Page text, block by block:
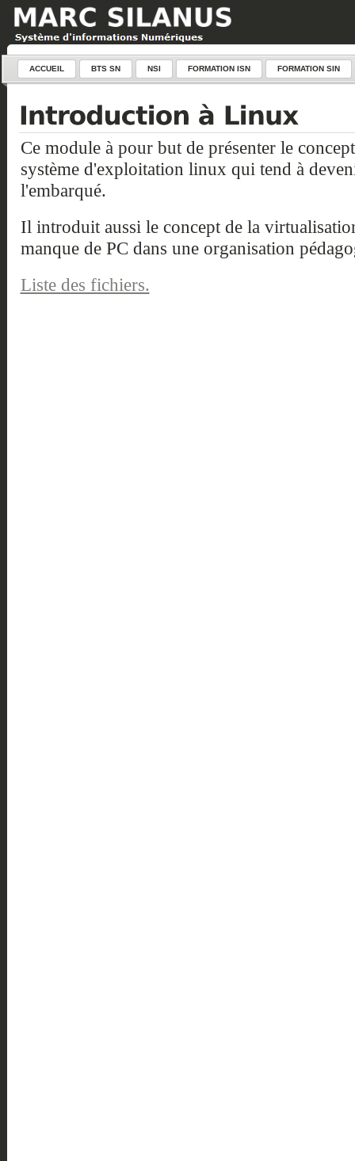
ACCUEIL BTS SN NSI FORMATION ISN FORMATION SIN
Ce module à pour but de présenter le
système d'exploitation linux qui tend à
l'embarqué.
Il introduit aussi le concept de la
manque de PC dans une organisation
Liste des fichiers.